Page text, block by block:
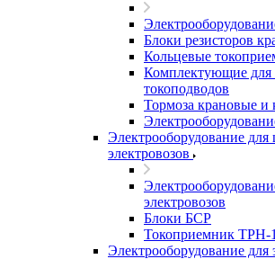
Блоки резисторов
Кольцевые
Комплектующие для
токоподводов
Тормоза крановые
Электрооборудование
электровозов
электровозов
Блоки БСР
Токоприемник ТРН-1
Электрооборудование для